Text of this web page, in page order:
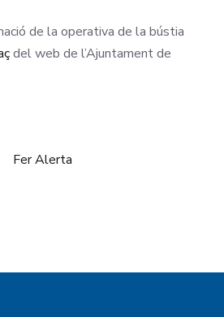
de la operativa de la bústia
del web de l’Ajuntament de
Fer Alerta